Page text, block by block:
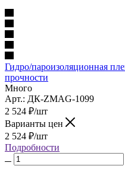
Гидро/пароизоляционная
прочности
Много
Арт.: ДК-ZMAG-1099
2 524 ₽/шт
Варианты цен
2 524 ₽/шт
Подробности